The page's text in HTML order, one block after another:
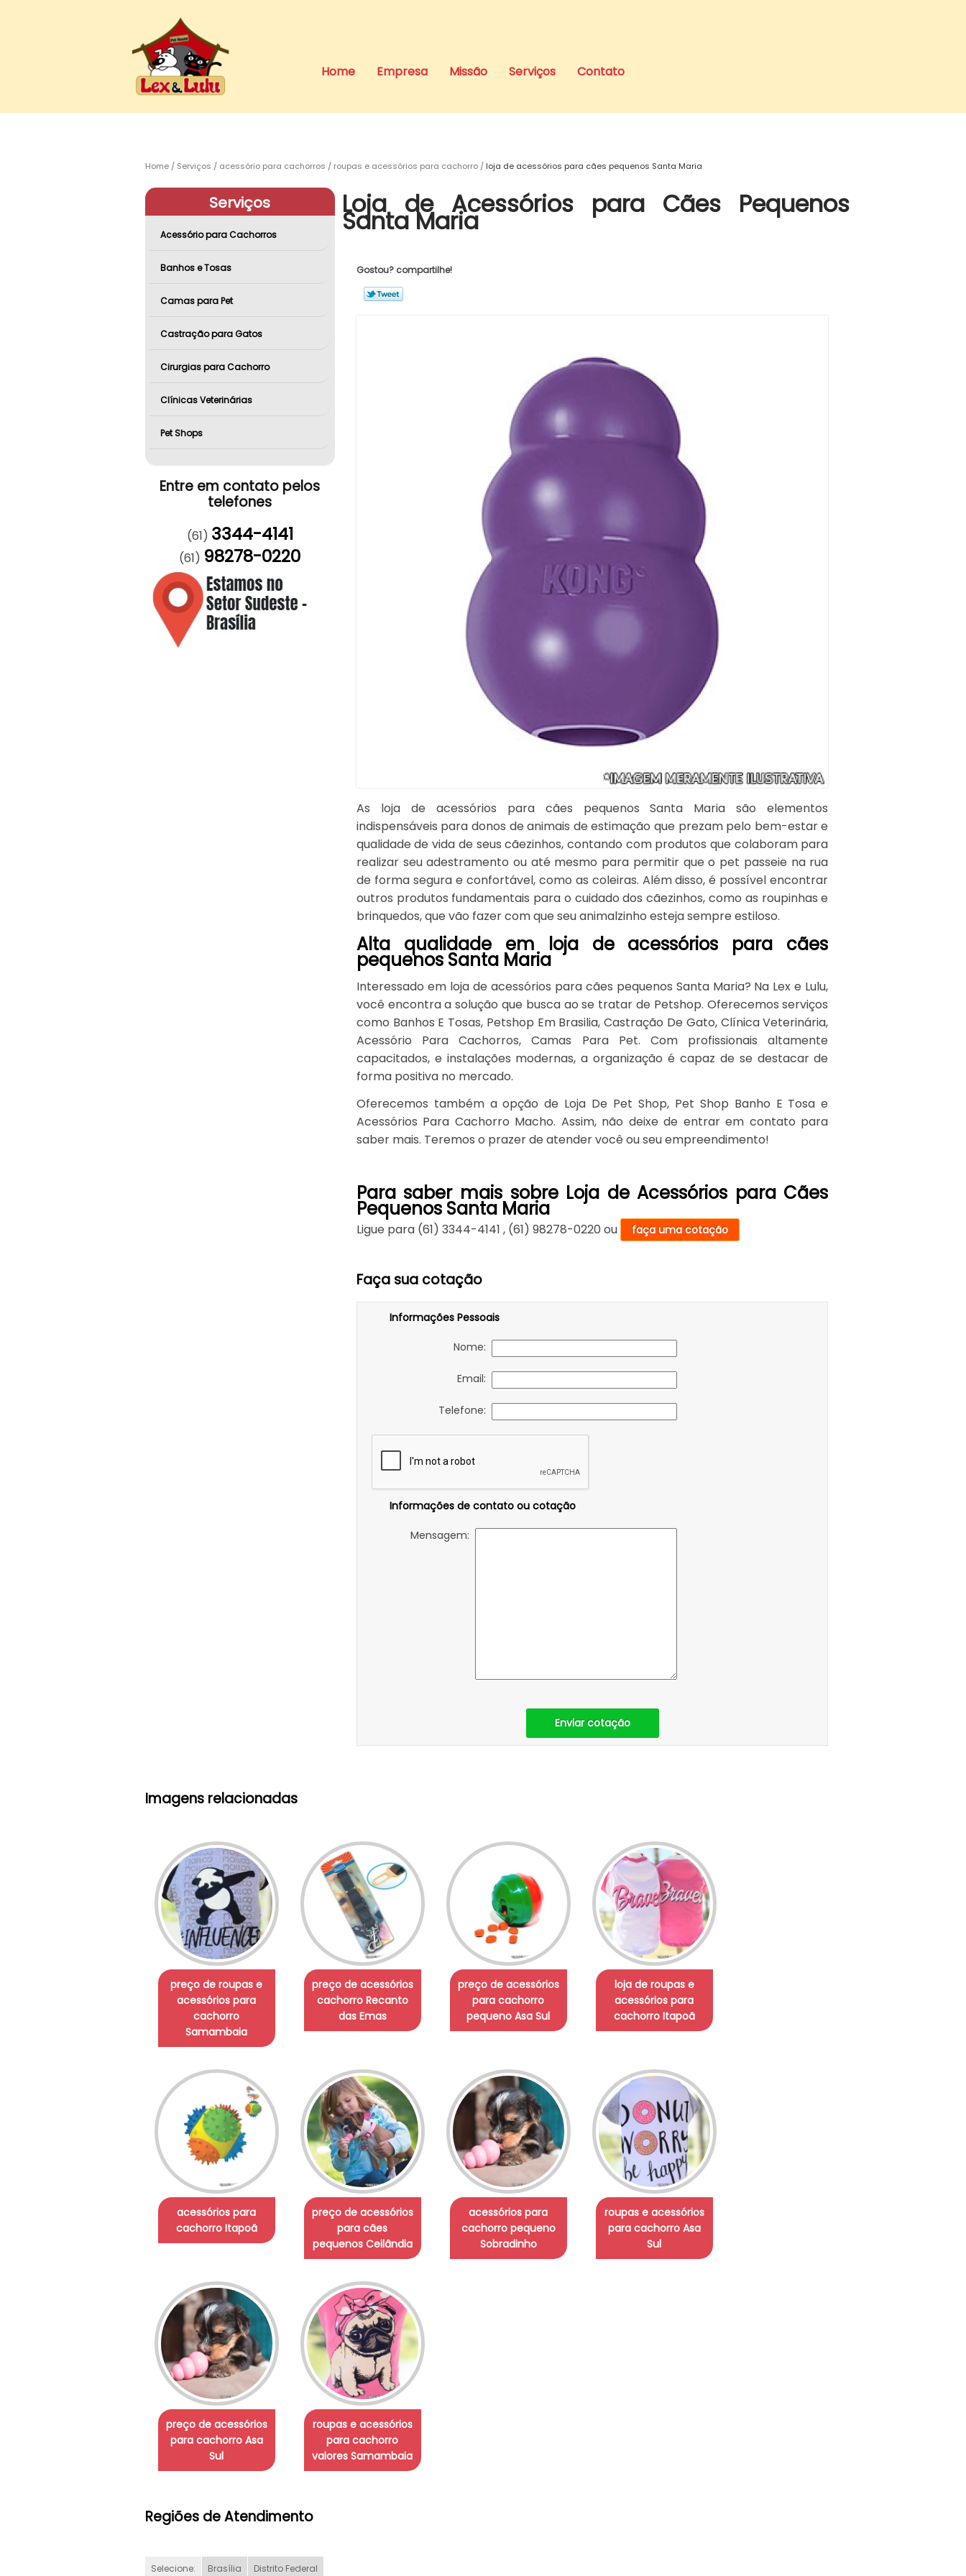
Home Empresa Missão Serviços Contato
Home Serviços acessório para cachorros roupas e acessórios para cachorro loja de acessórios para cães pequenos Santa Maria
Serviços
Acessório para Cachorros
Banhos e Tosas
Camas para Pet
Castração para Gatos
Cirurgias para Cachorro
Clínicas Veterinárias
Pet Shops
Entre em contato pelos
telefones
(61) 3344-4141
(61) 98278-0220
Loja de Acessórios para Cães Pequenos
Santa Maria
Gostou? compartilhe!
As loja de acessórios para cães pequenos Santa Maria são elementos
indispensáveis para donos de animais de estimação que prezam pelo bem-estar e
qualidade de vida de seus cãezinhos, contando com produtos que colaboram para
realizar seu adestramento ou até mesmo para permitir que o pet passeie na rua
de forma segura e confortável, como as coleiras. Além disso, é possível encontrar
outros produtos fundamentais para o cuidado dos cãezinhos, como as roupinhas e
brinquedos, que vão fazer com que seu animalzinho esteja sempre estiloso.
Alta qualidade em loja de acessórios para cães
pequenos Santa Maria
Interessado em loja de acessórios para cães pequenos Santa Maria? Na Lex e Lulu,
você encontra a solução que busca ao se tratar de Petshop. Oferecemos serviços
como Banhos E Tosas, Petshop Em Brasilia, Castração De Gato, Clínica Veterinária,
Acessório Para Cachorros, Camas Para Pet. Com profissionais altamente
capacitados, e instalações modernas, a organização é capaz de se destacar de
forma positiva no mercado.
Oferecemos também a opção de Loja De Pet Shop, Pet Shop Banho E Tosa e
Acessórios Para Cachorro Macho. Assim, não deixe de entrar em contato para
saber mais. Teremos o prazer de atender você ou seu empreendimento!
Para saber mais sobre Loja de Acessórios para Cães
Pequenos Santa Maria
Ligue para (61) 3344-4141 , (61) 98278-0220 ou faça uma cotação
Faça sua cotação
Informações Pessoais
Nome:
Email:
Telefone:
Informações de contato ou cotação
Mensagem:
Enviar cotação
Imagens relacionadas
preço de roupas e
acessórios para
cachorro
Samambaia
preço de acessórios
cachorro Recanto
das Emas
preço de acessórios
para cachorro
pequeno Asa Sul
loja de roupas e
acessórios para
cachorro Itapoã
acessórios para
cachorro Itapoã
preço de acessórios
para cães
pequenos Ceilândia
acessórios para
cachorro pequeno
Sobradinho
roupas e acessórios
para cachorro Asa
Sul
preço de acessórios
para cachorro Asa
Sul
roupas e acessórios
para cachorro
valores Samambaia
Regiões de Atendimento
Selecione: Brasília Distrito Federal